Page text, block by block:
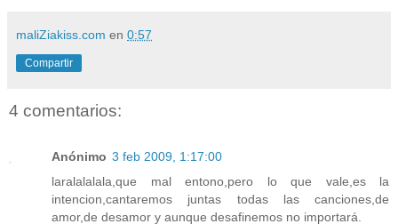
maliZiakiss.com en 0:57
Compartir
4 comentarios:
Anónimo 3 feb 2009, 1:17:00
laralalalala,que mal entono,pero lo que vale,es la
intencion,cantaremos juntas todas las canciones,de
amor,de desamor y aunque desafinemos no importará.